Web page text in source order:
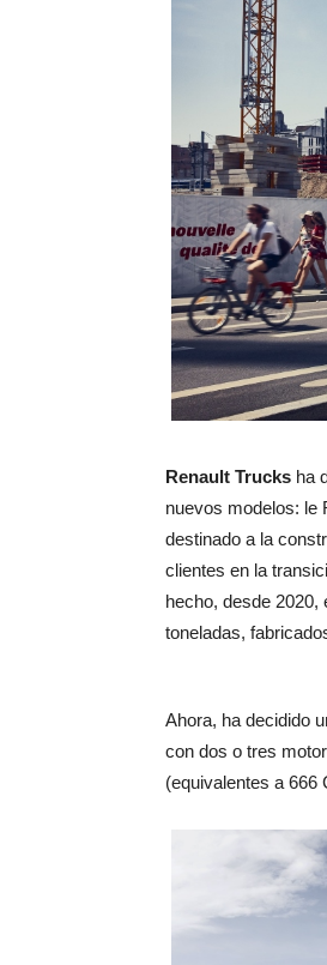
Renault Trucks ha
nuevos modelos: le
destinado a la
clientes en la
hecho, desde
toneladas,
Ahora, ha decidido
con dos o tres
(equivalentes a 666